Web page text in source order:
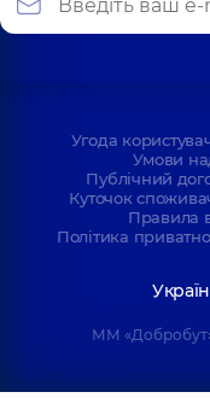
Угода
Умови
Публічний
Куточок
Правила
Політика
ММ «Добробут»